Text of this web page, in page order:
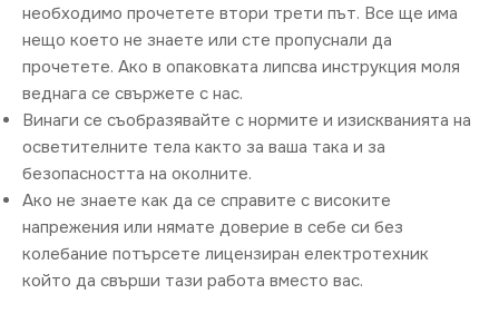
необходимо прочетете втори трети път. Все ще има
нещо което не знаете или сте пропуснали да
прочетете. Ако в опаковката липсва инструкция моля
веднага се свържете с нас.
Винаги се съобразявайте с нормите и изискванията на
осветителните тела както за ваша така и за
безопасността на околните.
Ако не знаете как да се справите с високите
напрежения или нямате доверие в себе си без
колебание потърсете лицензиран електротехник
който да свърши тази работа вместо вас.